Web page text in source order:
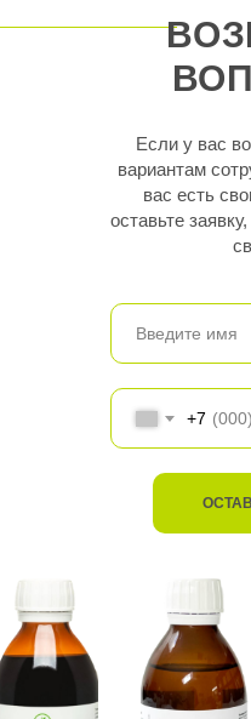
Если у вас
вариантам
вас есть
оставьте
+7